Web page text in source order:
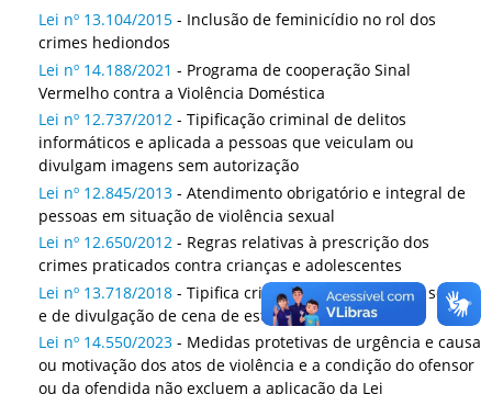
Lei nº 13.104/2015 - Inclusão de feminicídio no rol dos
crimes hediondos
Lei nº 14.188/2021 - Programa de cooperação Sinal
Vermelho contra a Violência Doméstica
Lei nº 12.737/2012 - Tipificação criminal de delitos
informáticos e aplicada a pessoas que veiculam ou
divulgam imagens sem autorização
Lei nº 12.845/2013 - Atendimento obrigatório e integral de
pessoas em situação de violência sexual
Lei nº 12.650/2012 - Regras relativas à prescrição dos
crimes praticados contra crianças e adolescentes
Lei nº 13.718/2018 - Tipifica crimes de importunação sexual
e de divulgação de cena de estupro
Lei nº 14.550/2023 - Medidas protetivas de urgência e causa
ou motivação dos atos de violência e a condição do ofensor
ou da ofendida não excluem a aplicação da Lei